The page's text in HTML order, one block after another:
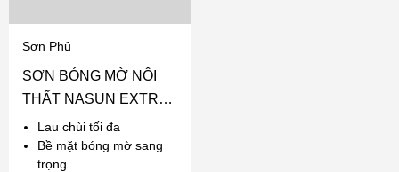
Sơn Phủ
SƠN BÓNG MỜ NỘI
THẤT NASUN EXTRA
CLEAN
Lau chùi tối đa
Bề mặt bóng mờ sang
trọng